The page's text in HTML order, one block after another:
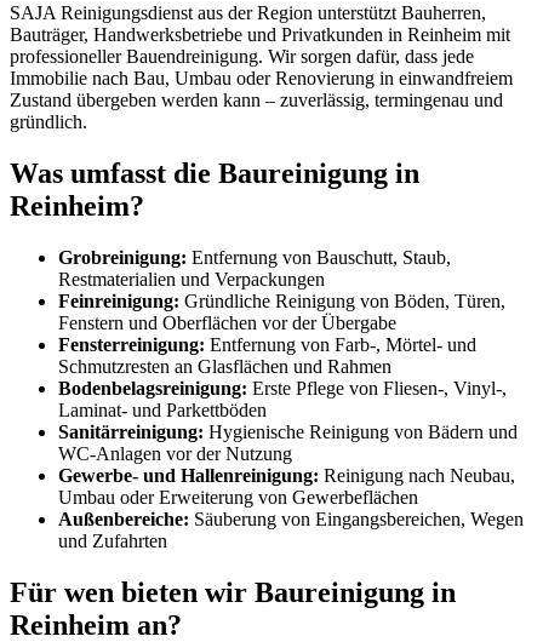
SAJA Reinigungsdienst aus der Region unterstützt Bauherren,
Bauträger, Handwerksbetriebe und Privatkunden in Reinheim mit
professioneller Bauendreinigung. Wir sorgen dafür, dass jede
Immobilie nach Bau, Umbau oder Renovierung in einwandfreiem
Zustand übergeben werden kann – zuverlässig, termingenau und
gründlich.
Was umfasst die Baureinigung in
Reinheim?
Grobreinigung: Entfernung von Bauschutt, Staub,
Restmaterialien und Verpackungen
Feinreinigung: Gründliche Reinigung von Böden, Türen,
Fenstern und Oberflächen vor der Übergabe
Fensterreinigung: Entfernung von Farb-, Mörtel- und
Schmutzresten an Glasflächen und Rahmen
Bodenbelagsreinigung: Erste Pflege von Fliesen-, Vinyl-,
Laminat- und Parkettböden
Sanitärreinigung: Hygienische Reinigung von Bädern und
WC-Anlagen vor der Nutzung
Gewerbe- und Hallenreinigung: Reinigung nach Neubau,
Umbau oder Erweiterung von Gewerbeflächen
Außenbereiche: Säuberung von Eingangsbereichen, Wegen
und Zufahrten
Für wen bieten wir Baureinigung in
Reinheim an?